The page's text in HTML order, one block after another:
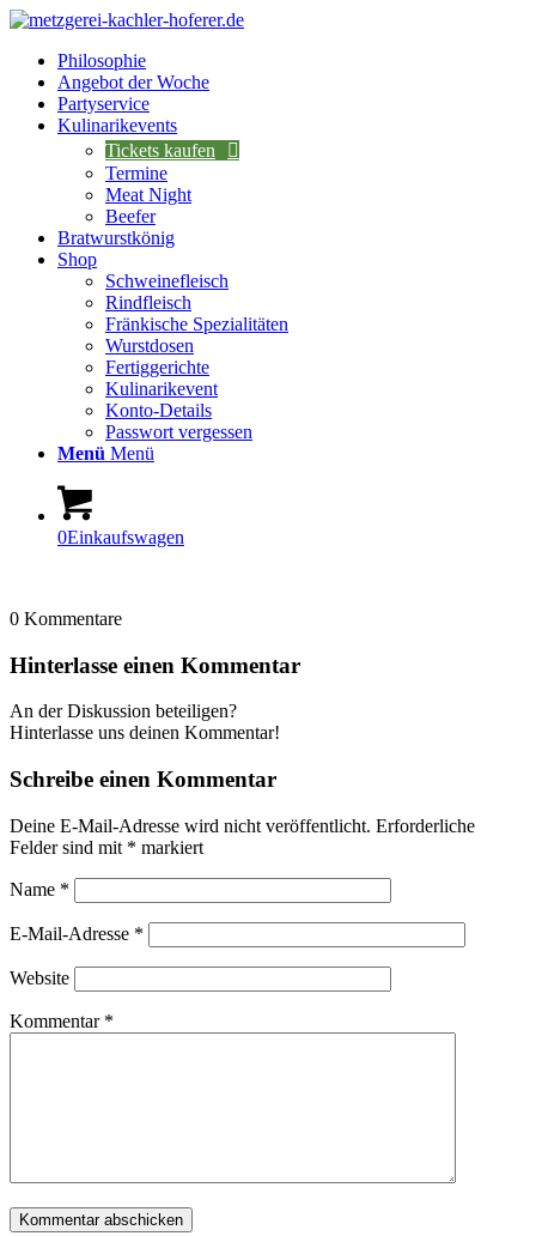
Philosophie
Angebot der Woche
Partyservice
Kulinarikevents
Tickets kaufen
Termine
Meat Night
Beefer
Bratwurstkönig
Shop
Schweinefleisch
Rindfleisch
Fränkische Spezialitäten
Wurstdosen
Fertiggerichte
Kulinarikevent
Konto-Details
Passwort vergessen
Menü Menü
0Einkaufswagen
0 Kommentare
Hinterlasse einen Kommentar
An der Diskussion beteiligen?
Hinterlasse uns deinen Kommentar!
Schreibe einen Kommentar
Deine E-Mail-Adresse wird nicht veröffentlicht. Erforderliche
Felder sind mit * markiert
Name *
E-Mail-Adresse *
Website
Kommentar *